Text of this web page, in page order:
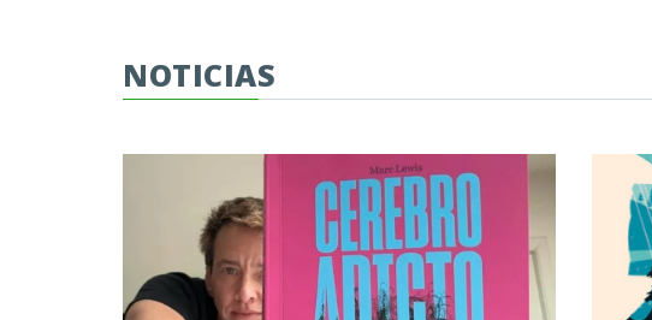
NOTICIAS